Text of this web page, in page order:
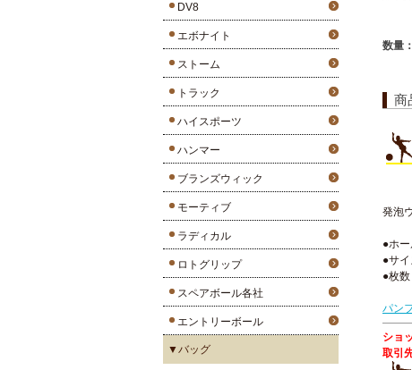
DV8
エボナイト
ストーム
トラック
ハイスポーツ
ハンマー
ブランズウィック
モーティブ
ラディカル
ロトグリップ
スペアボール各社
エントリーボール
▼バッグ
数量：
商
発泡
●ホ
●サ
●枚
パン
ショ
取引